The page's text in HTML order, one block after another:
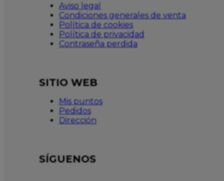
Aviso legal
Condiciones generales de venta
Política de cookies
Política de privacidad
Contraseña perdida
SITIO WEB
Mis puntos
Pedidos
Dirección
SÍGUENOS